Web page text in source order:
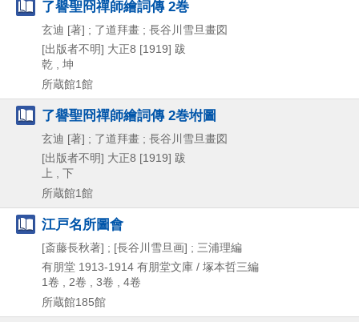
了譽聖冏禪師繪詞傳 2巻
玄迪 [著] ; 了道拜畫 ; 長谷川雪旦畫図
[出版者不明] 大正8 [1919] 跋
乾 , 坤
所蔵館1館
了譽聖冏禪師繪詞傳 2巻坿圖
玄迪 [著] ; 了道拜畫 ; 長谷川雪旦畫図
[出版者不明] 大正8 [1919] 跋
上 , 下
所蔵館1館
江戸名所圖會
[斎藤長秋著] ; [長谷川雪旦画] ; 三浦理編
有朋堂 1913-1914 有朋堂文庫 / 塚本哲三編
1卷 , 2卷 , 3卷 , 4卷
所蔵館185館